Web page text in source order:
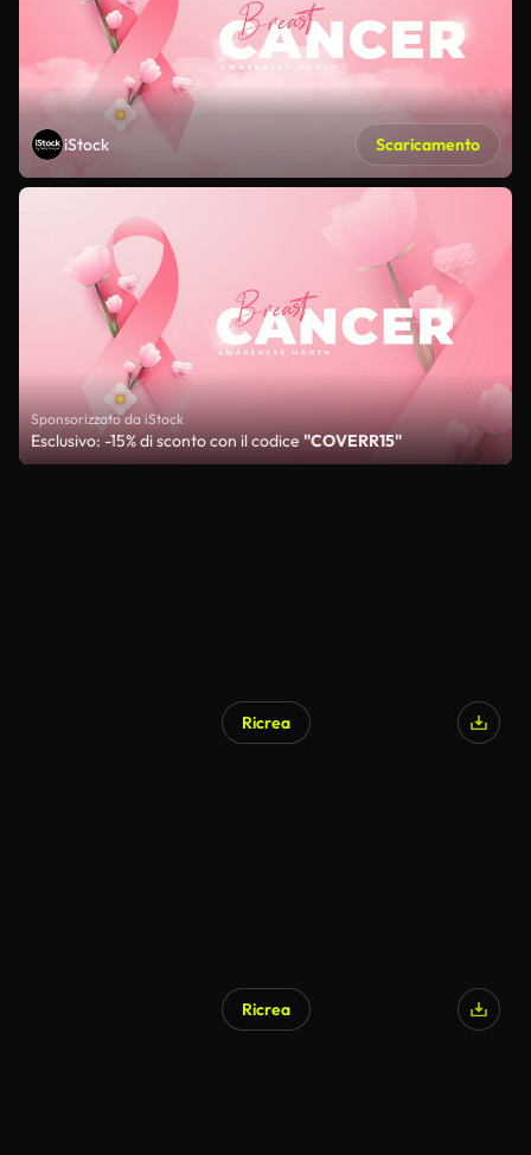
iStock Scaricamento
Sponsorizzato da iStock
Esclusivo: -15% di sconto con il codice"COVERR15"
Ricrea
Ricrea